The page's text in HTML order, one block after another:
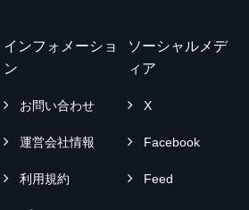
インフォメーショ
ン
お問い合わせ
運営会社情報
利用規約
ソーシャルメデ
ィア
X
Facebook
Feed